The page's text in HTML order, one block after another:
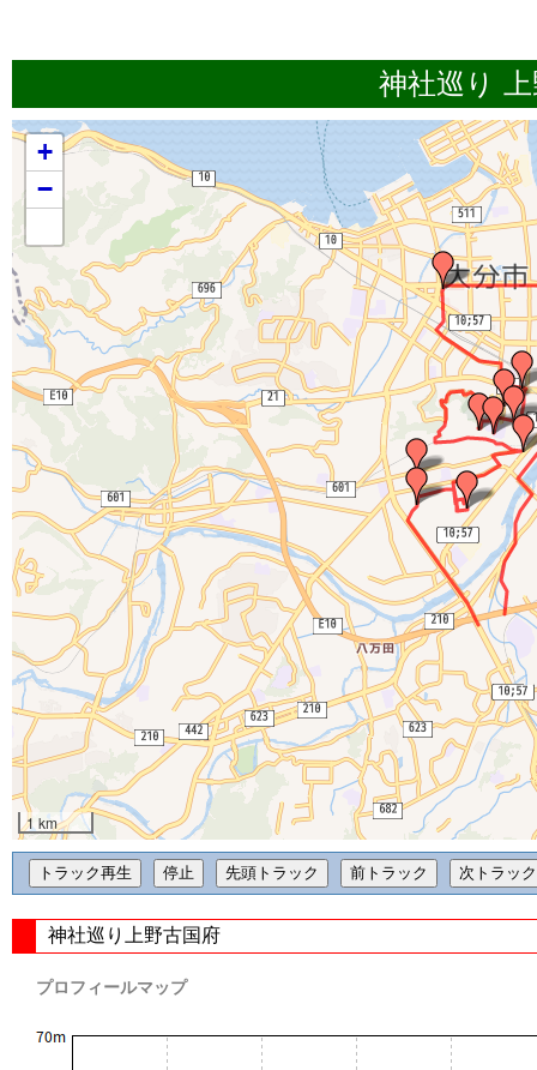
神社巡り
+
−
1 km
神社巡り上野古国府
プロフィールマップ